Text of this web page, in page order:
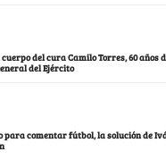
del cura Camilo Torres, 60 años
del Ejército
para comentar fútbol, la solución de